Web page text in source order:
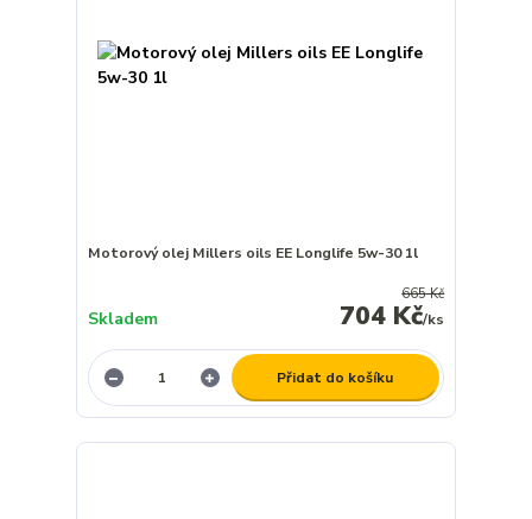
Motorový olej Millers oils EE Longlife 5w-30 1l
665 Kč
704 Kč/ks
Skladem
Přidat do košíku